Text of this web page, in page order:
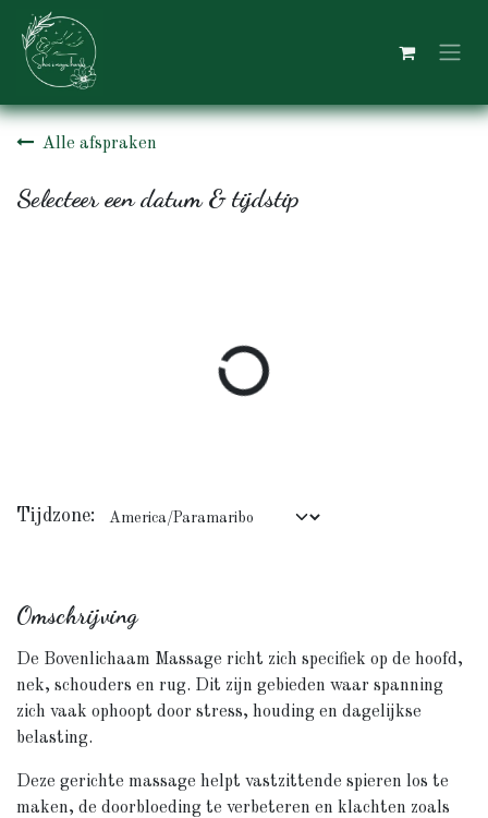
Overslaan naar inhoud
Alle afspraken
Selecteer een datum & tijdstip
Tijdzone:
Omschrijving
De Bovenlichaam Massage richt zich specifiek op de hoofd,
nek, schouders en rug. Dit zijn gebieden waar spanning
zich vaak ophoopt door stress, houding en dagelijkse
belasting.
Deze gerichte massage helpt vastzittende spieren los te
maken, de doorbloeding te verbeteren en klachten zoals